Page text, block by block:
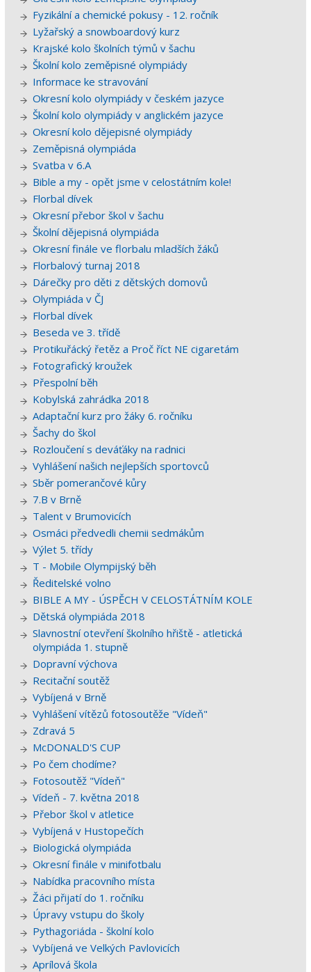
Fyzikální a chemické pokusy - 12. ročník
Lyžařský a snowboardový kurz
Krajské kolo školních týmů v šachu
Školní kolo zeměpisné olympiády
Informace ke stravování
Okresní kolo olympiády v českém jazyce
Školní kolo olympiády v anglickém jazyce
Okresní kolo dějepisné olympiády
Zeměpisná olympiáda
Svatba v 6.A
Bible a my - opět jsme v celostátním kole!
Florbal dívek
Okresní přebor škol v šachu
Školní dějepisná olympiáda
Okresní finále ve florbalu mladších žáků
Florbalový turnaj 2018
Dárečky pro děti z dětských domovů
Olympiáda v ČJ
Florbal dívek
Beseda ve 3. třídě
Protikuřácký řetěz a Proč říct NE cigaretám
Fotografický kroužek
Přespolní běh
Kobylská zahrádka 2018
Adaptační kurz pro žáky 6. ročníku
Šachy do škol
Rozloučení s deváťáky na radnici
Vyhlášení našich nejlepších sportovců
Sběr pomerančové kůry
7.B v Brně
Talent v Brumovicích
Osmáci předvedli chemii sedmákům
Výlet 5. třídy
T - Mobile Olympijský běh
Ředitelské volno
BIBLE A MY - ÚSPĚCH V CELOSTÁTNÍM KOLE
Dětská olympiáda 2018
Slavnostní otevření školního hřiště - atletická
olympiáda 1. stupně
Dopravní výchova
Recitační soutěž
Vybíjená v Brně
Vyhlášení vítězů fotosoutěže "Vídeň"
Zdravá 5
McDONALD'S CUP
Po čem chodíme?
Fotosoutěž "Vídeň"
Vídeň - 7. května 2018
Přebor škol v atletice
Vybíjená v Hustopečích
Biologická olympiáda
Okresní finále v minifotbalu
Nabídka pracovního místa
Žáci přijatí do 1. ročníku
Úpravy vstupu do školy
Pythagoriáda - školní kolo
Vybíjená ve Velkých Pavlovicích
Aprílová škola